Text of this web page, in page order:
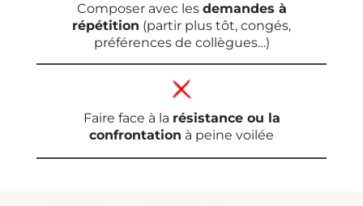
Composer avec les demandes à
répétition (partir plus tôt, congés,
préférences de collègues…)
Faire face à la résistance ou la
confrontation à peine voilée